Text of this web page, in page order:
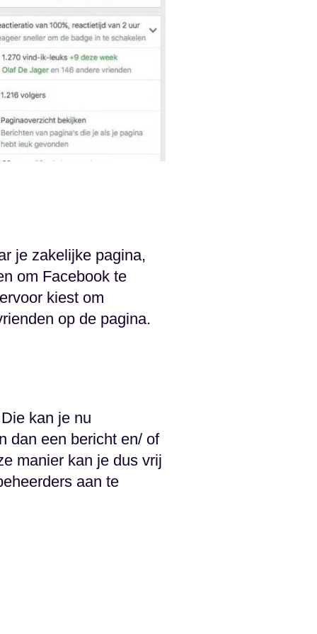
je zakelijke pagina,
om Facebook te
kiest om
op de pagina.
kan je nu
dan een bericht en/ of
manier kan je dus vrij
aan te